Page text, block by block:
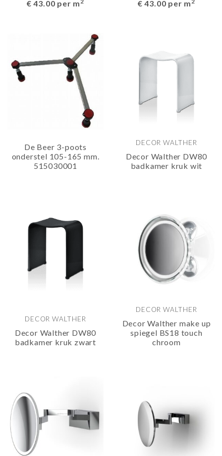
€ 43.00 per m
€ 43.00 per m
De Beer 3-poots
onderstel 105-165 mm.
515030001
DECOR WALTHER
Decor Walther DW80
badkamer kruk wit
DECOR WALTHER
Decor Walther DW80
badkamer kruk zwart
DECOR WALTHER
Decor Walther make up
spiegel BS18 touch
chroom